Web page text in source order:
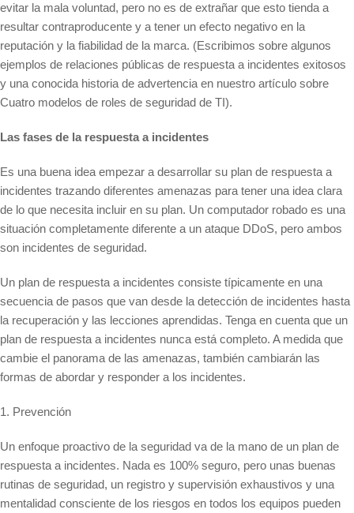
evitar la mala voluntad, pero no es de extrañar que esto tienda a
resultar contraproducente y a tener un efecto negativo en la
reputación y la fiabilidad de la marca. (Escribimos sobre algunos
ejemplos de relaciones públicas de respuesta a incidentes exitosos
y una conocida historia de advertencia en nuestro artículo sobre
Cuatro modelos de roles de seguridad de TI).
Las fases de la respuesta a incidentes
Es una buena idea empezar a desarrollar su plan de respuesta a
incidentes trazando diferentes amenazas para tener una idea clara
de lo que necesita incluir en su plan. Un computador robado es una
situación completamente diferente a un ataque DDoS, pero ambos
son incidentes de seguridad.
Un plan de respuesta a incidentes consiste típicamente en una
secuencia de pasos que van desde la detección de incidentes hasta
la recuperación y las lecciones aprendidas. Tenga en cuenta que un
plan de respuesta a incidentes nunca está completo. A medida que
cambie el panorama de las amenazas, también cambiarán las
formas de abordar y responder a los incidentes.
1. Prevención
Un enfoque proactivo de la seguridad va de la mano de un plan de
respuesta a incidentes. Nada es 100% seguro, pero unas buenas
rutinas de seguridad, un registro y supervisión exhaustivos y una
mentalidad consciente de los riesgos en todos los equipos pueden